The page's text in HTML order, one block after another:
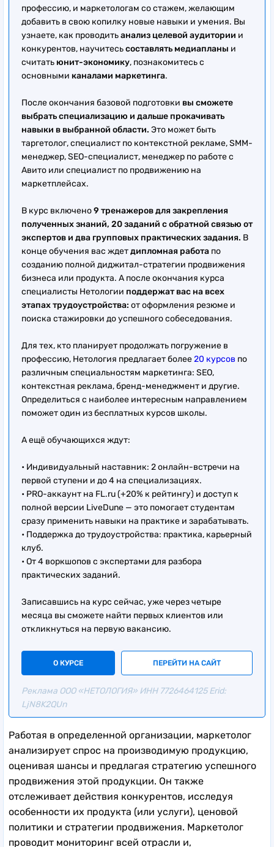
профессию, и маркетологам со стажем, желающим
добавить в свою копилку новые навыки и умения. Вы
узнаете, как проводитьанализ целевой аудитории и
конкурентов, научитесьсоставлять медиапланы и
считать юнит-экономику, познакомитесь с
основными каналами маркетинга.
После окончания базовой подготовки вы сможете
выбрать специализацию и дальше прокачивать
навыки в выбранной области. Это может быть
таргетолог, специалист по контекстной рекламе, SMM-
менеджер, SEO-специалист, менеджер по работе с
Авито или специалист по продвижению на
маркетплейсах.
В курс включено9 тренажеров для закрепления
полученных знаний, 20 заданий с обратной связью от
экспертов и два групповых практических задания. В
конце обучения вас ждетдипломная работа по
созданию полной диджитал-стратегии продвижения
бизнеса или продукта. А после окончания курса
специалисты Нетологии поддержат вас на всех
этапах трудоустройства: от оформления резюме и
поиска стажировки до успешного собеседования.
Для тех, кто планирует продолжать погружение в
профессию, Нетология предлагает более20 курсов по
различным специальностям маркетинга: SEO,
контекстная реклама, бренд-менеджмент и другие.
Определиться с наиболее интересным направлением
поможет один из бесплатных курсов школы.
А ещё обучающихся ждут:
• Индивидуальный наставник: 2 онлайн-встречи на
первой ступени и до 4 на специализациях.
• PRO-аккаунт на FL.ru (+20% к рейтингу) и доступ к
полной версии LiveDune — это помогает студентам
сразу применить навыки на практике и зарабатывать.
• Поддержка до трудоустройства: практика, карьерный
клуб.
• От 4 воркшопов с экспертами для разбора
практических заданий.
Записавшись на курс сейчас, уже через четыре
месяца вы сможете найти первых клиентов или
откликнуться на первую вакансию.
О КУРСЕ ПЕРЕЙТИ НА САЙТ
Реклама ООО «НЕТОЛОГИЯ» ИНН 7726464125 Erid:
LjN8K2QUn
Работая в определенной организации, маркетолог
анализирует спрос на производимую продукцию,
оценивая шансы и предлагая стратегию успешного
продвижения этой продукции. Он также
отслеживает действия конкурентов, исследуя
особенности их продукта (или услуги), ценовой
политики и стратегии продвижения. Маркетолог
проводит мониторинг всей отрасли и,